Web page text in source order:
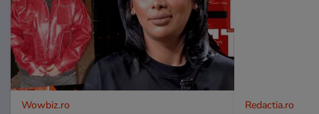
Wowbiz.ro Redactia.ro